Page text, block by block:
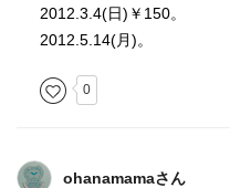
2012.3.4(日)￥150。
2012.5.14(月)。
0
ohanamamaさん